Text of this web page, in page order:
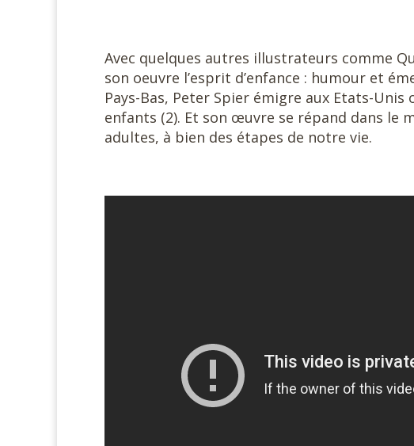
Avec quelques autres illustrateurs comme
son oeuvre l’esprit d’enfance : humour et
Pays-Bas, Peter Spier émigre aux Etats-
enfants (2). Et son œuvre se répand dans le
adultes, à bien des étapes de notre vie.